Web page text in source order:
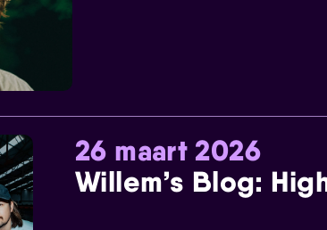
26 maart 2026
Willem’s Blog: